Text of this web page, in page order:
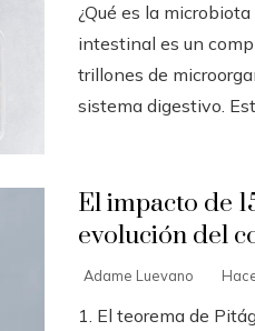
¿Qué es la
intestinal es un
trillones de
sistema digestivo.
El impacto de
evolución del
Adame Luevano
1. El teorema de